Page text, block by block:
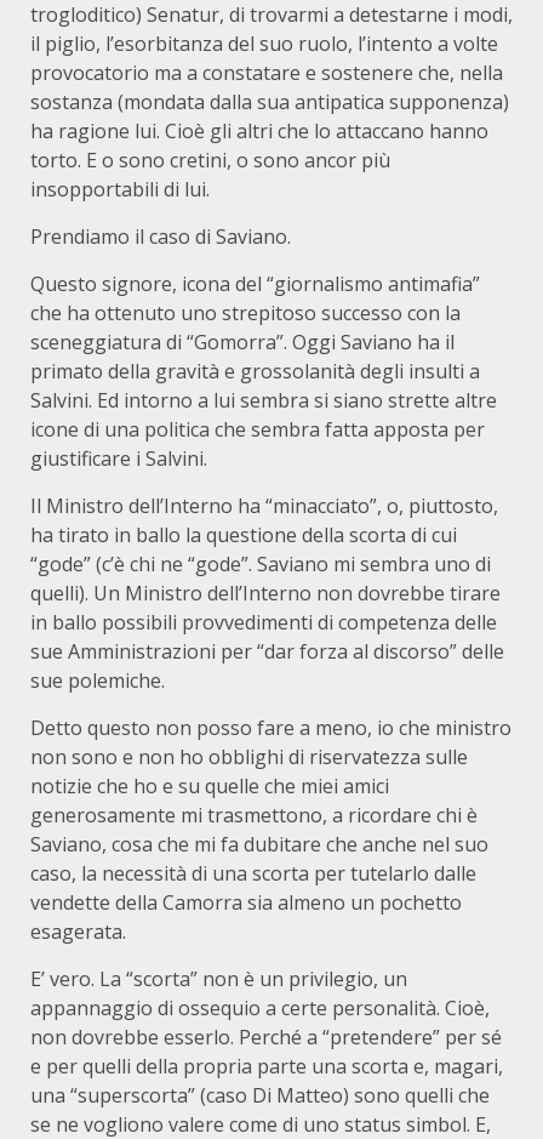
trogloditico) Senatur, di trovarmi a detestarne i modi,
il piglio, l’esorbitanza del suo ruolo, l’intento a volte
provocatorio ma a constatare e sostenere che, nella
sostanza (mondata dalla sua antipatica supponenza)
ha ragione lui. Cioè gli altri che lo attaccano hanno
torto. E o sono cretini, o sono ancor più
insopportabili di lui.
Prendiamo il caso di Saviano.
Questo signore, icona del “giornalismo antimafia”
che ha ottenuto uno strepitoso successo con la
sceneggiatura di “Gomorra”. Oggi Saviano ha il
primato della gravità e grossolanità degli insulti a
Salvini. Ed intorno a lui sembra si siano strette altre
icone di una politica che sembra fatta apposta per
giustificare i Salvini.
Il Ministro dell’Interno ha “minacciato”, o, piuttosto,
ha tirato in ballo la questione della scorta di cui
“gode” (c’è chi ne “gode”. Saviano mi sembra uno di
quelli). Un Ministro dell’Interno non dovrebbe tirare
in ballo possibili provvedimenti di competenza delle
sue Amministrazioni per “dar forza al discorso” delle
sue polemiche.
Detto questo non posso fare a meno, io che ministro
non sono e non ho obblighi di riservatezza sulle
notizie che ho e su quelle che miei amici
generosamente mi trasmettono, a ricordare chi è
Saviano, cosa che mi fa dubitare che anche nel suo
caso, la necessità di una scorta per tutelarlo dalle
vendette della Camorra sia almeno un pochetto
esagerata.
E’ vero. La “scorta” non è un privilegio, un
appannaggio di ossequio a certe personalità. Cioè,
non dovrebbe esserlo. Perché a “pretendere” per sé
e per quelli della propria parte una scorta e, magari,
una “superscorta” (caso Di Matteo) sono quelli che
se ne vogliono valere come di uno status simbol. E,